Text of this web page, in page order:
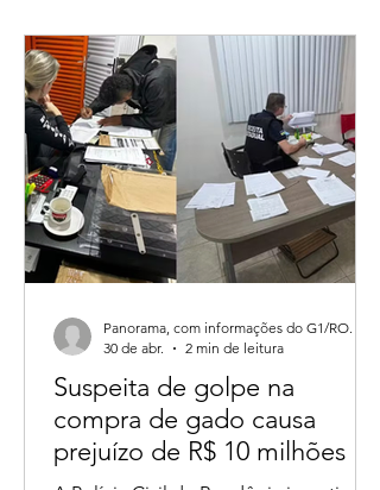
manifestação foi publicada nas redes
sociais após reunião com pequenos
agricultores.
Suspeita de golpe na
compra de gado causa
Panorama, com informações do G1/RO.
30 de abr.
2 min de leitura